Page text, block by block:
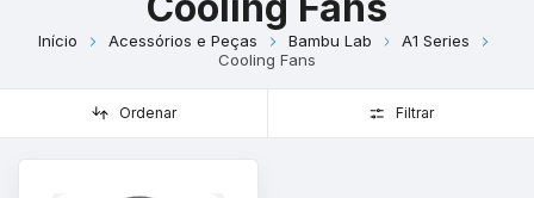
Início Acessórios e Peças Bambu Lab
A1 Series
Cooling Fans
Ordenar Filtrar